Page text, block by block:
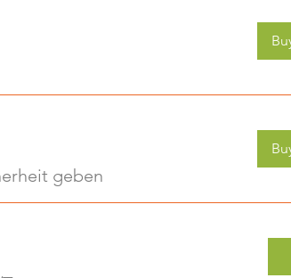
geben